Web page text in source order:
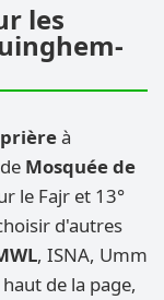
les
à
Mosquée de
le Fajr et 13°
d'autres
, ISNA, Umm
de la page,